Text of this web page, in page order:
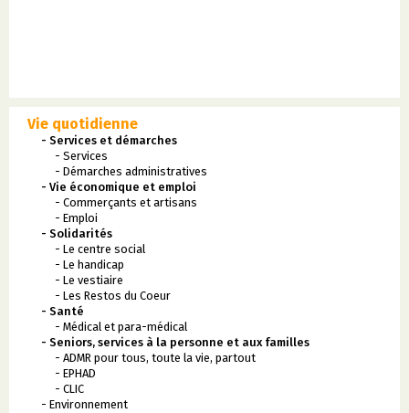
Vie quotidienne
- Services et démarches
- Services
- Démarches administratives
- Vie économique et emploi
- Commerçants et artisans
- Emploi
- Solidarités
- Le centre social
- Le handicap
- Le vestiaire
- Les Restos du Coeur
- Santé
- Médical et para-médical
- Seniors, services à la personne et aux familles
- ADMR pour tous, toute la vie, partout
- EPHAD
- CLIC
- Environnement